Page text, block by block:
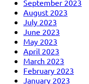
September 2023
August 2023
July 2023
June 2023
May 2023
April 2023
March 2023
February 2023
January 2023